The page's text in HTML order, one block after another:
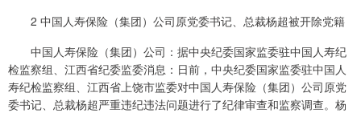
2 中国人寿保险（集团）公司原党委书记、总裁杨超被开除党籍
中国人寿保险（集团）公司：据中央纪委国家监委驻中国人寿纪
检监察组、江西省纪委监委消息：日前，中央纪委国家监委驻中国人
寿纪检监察组、江西省上饶市监委对中国人寿保险（集团）公司原党
委书记、总裁杨超严重违纪违法问题进行了纪律审查和监察调查。杨